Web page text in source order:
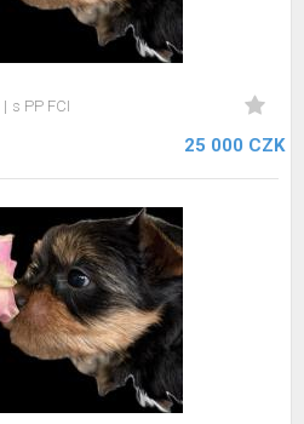
s PP FCI
25 000 CZK